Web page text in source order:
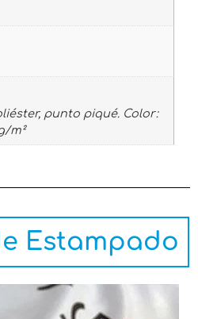
punto piqué. Color:
m²
Estampado